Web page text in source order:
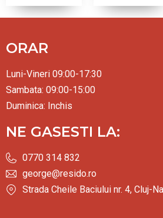
ORAR
Luni-Vineri 09:00-17:30
Sambata: 09:00-15:00
Duminica: Inchis
NE GASESTI LA:
0770 314 832
george@resido.ro
Strada Cheile Baciului nr. 4, Cluj-